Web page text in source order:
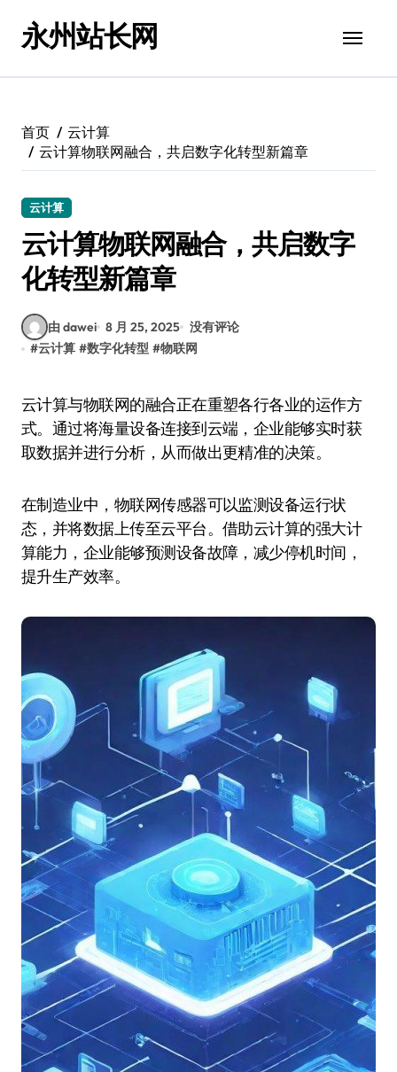
永州站长网
首页
云计算
云计算物联网融合，共启数字化转型新篇章
云计算
云计算物联网融合，共启数字
化转型新篇章
由 dawei 8 月 25, 2025 没有评论
#云计算 #数字化转型 #物联网
云计算与物联网的融合正在重塑各行各业的运作方
式。通过将海量设备连接到云端，企业能够实时获
取数据并进行分析，从而做出更精准的决策。
在制造业中，物联网传感器可以监测设备运行状
态，并将数据上传至云平台。借助云计算的强大计
算能力，企业能够预测设备故障，减少停机时间，
提升生产效率。